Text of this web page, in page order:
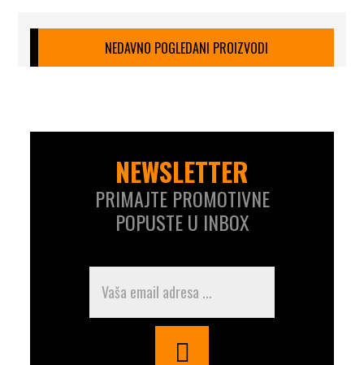
NEDAVNO POGLEDANI PROIZVODI
NEWSLETTER
PRIMAJTE PROMOTIVNE
POPUSTE U INBOX